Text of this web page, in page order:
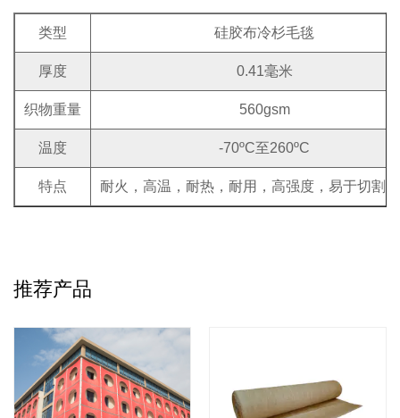
类型 硅胶布冷杉毛毯
厚度 0.41毫米
织物重量 560gsm
温度 -70ºC至260ºC
特点 耐火，高温，耐热，耐用，高强度，易于切割
推荐产品